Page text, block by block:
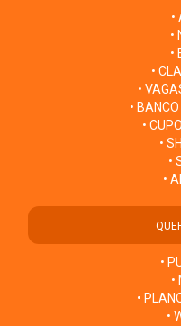
•
•
•
•
•
•
•
•
•
•
•
•
•
•